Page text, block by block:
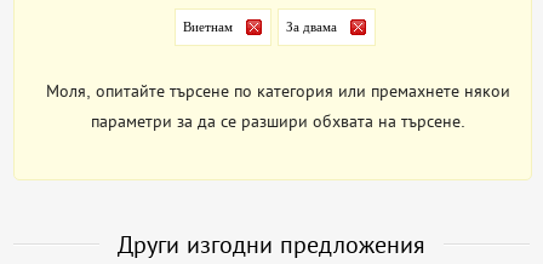
Виетнам За двама
Моля, опитайте търсене по категория или премахнете някои
параметри за да се разшири обхвата на търсене.
Други изгодни предложения